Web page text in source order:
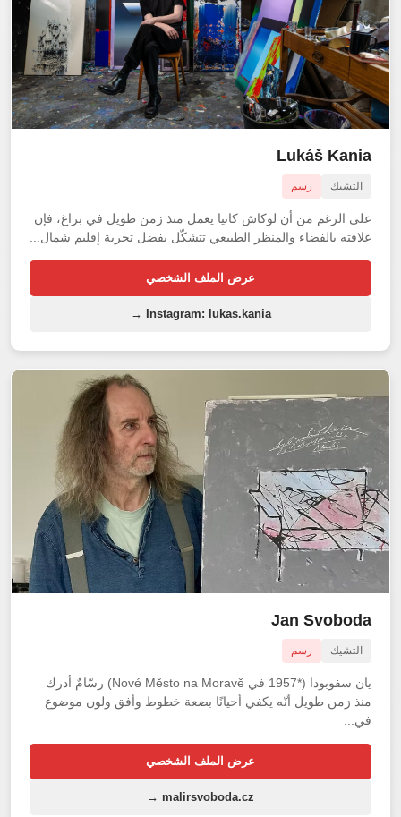
Lukáš Kania
التشيك رسم
على الرغم من أن لوكاش كانيا يعمل منذ زمن طويل في براغ، فإن
علاقته بالفضاء والمنظر الطبيعي تتشكّل بفضل تجربة إقليم شمال...
عرض الملف الشخصي
Instagram: lukas.kania →
Jan Svoboda
التشيك رسم
يان سفوبودا (*1957 في Nové Město na Moravě) رسّامٌ أدرك
منذ زمن طويل أنّه يكفي أحيانًا بضعة خطوط وأفق ولون موضوع
في...
عرض الملف الشخصي
malirsvoboda.cz →